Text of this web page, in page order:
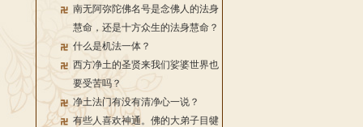
南无阿弥陀佛名号是念佛人的法身
慧命，还是十方众生的法身慧命？
什么是机法一体？
西方净土的圣贤来我们娑婆世界也
要受苦吗？
净土法门有没有清净心一说？
有些人喜欢神通。佛的大弟子目犍